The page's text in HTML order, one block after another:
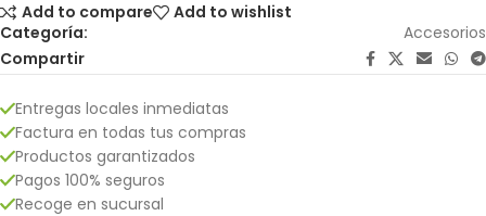
Add to compare
Add to wishlist
Categoría:
Accesorios
Compartir
Entregas locales inmediatas
Factura en todas tus compras
Productos garantizados
Pagos 100% seguros
Recoge en sucursal